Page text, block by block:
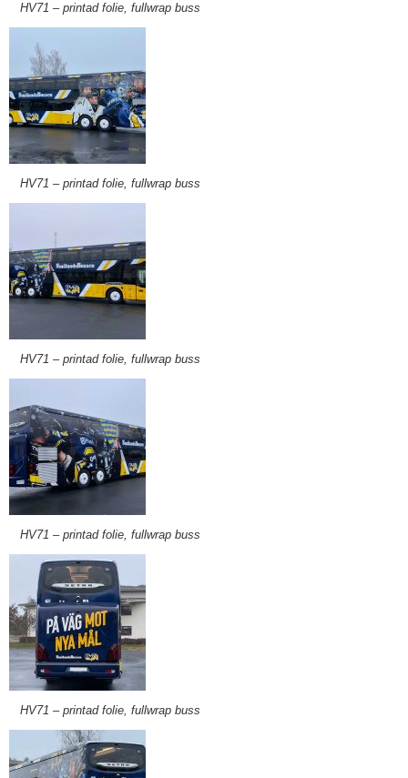
HV71 – printad folie, fullwrap buss
HV71 – printad folie, fullwrap buss
HV71 – printad folie, fullwrap buss
HV71 – printad folie, fullwrap buss
HV71 – printad folie, fullwrap buss